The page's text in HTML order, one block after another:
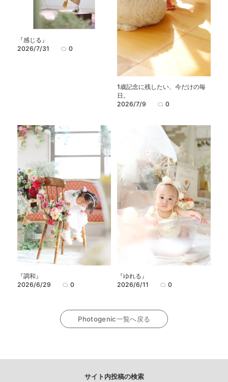
『感じる』
2026/7/31
0
1歳記念に残したい、今だけの毎
日。
2026/7/9
0
『調和』
2026/6/29
0
『ゆれる』
2026/6/11
0
Photogenic一覧へ戻る
サイト内投稿の検索